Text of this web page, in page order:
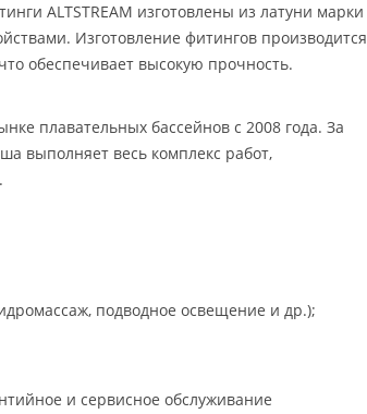
ALTSTREAM изготовлены из латуни марки
Изготовление фитингов производится
обеспечивает высокую прочность.
плавательных бассейнов с 2008 года. За
выполняет весь комплекс работ,
подводное освещение и др.);
и сервисное обслуживание